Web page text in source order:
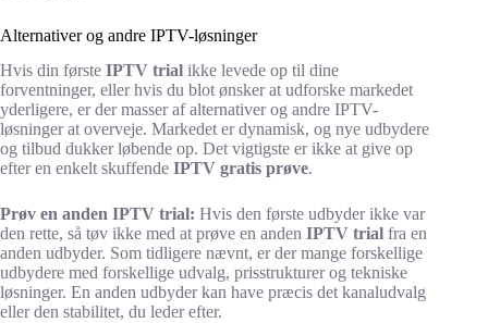
Alternativer og andre IPTV-løsninger
Hvis din første IPTV trial ikke levede op til dine
forventninger, eller hvis du blot ønsker at udforske markedet
yderligere, er der masser af alternativer og andre IPTV-
løsninger at overveje. Markedet er dynamisk, og nye udbydere
og tilbud dukker løbende op. Det vigtigste er ikke at give op
efter en enkelt skuffende IPTV gratis prøve.
Prøv en anden IPTV trial: Hvis den første udbyder ikke var
den rette, så tøv ikke med at prøve en anden IPTV trial fra en
anden udbyder. Som tidligere nævnt, er der mange forskellige
udbydere med forskellige udvalg, prisstrukturer og tekniske
løsninger. En anden udbyder kan have præcis det kanaludvalg
eller den stabilitet, du leder efter.